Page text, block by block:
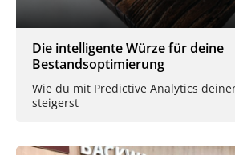
Die intelligente Würze für deine
Bestandsoptimierung
Wie du mit Predictive Analytics
steigerst